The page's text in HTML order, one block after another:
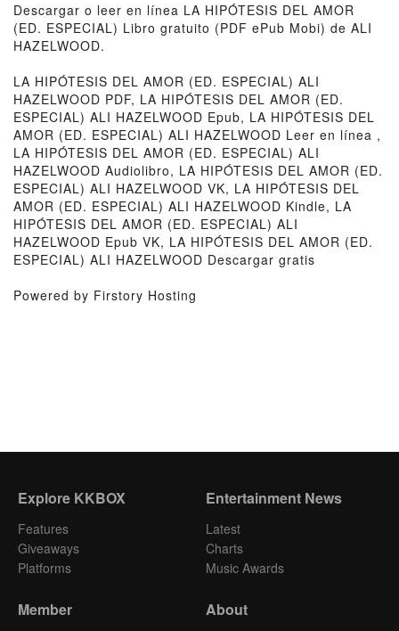
Descargar o leer en línea LA HIPÓTESIS DEL AMOR
(ED. ESPECIAL) Libro gratuito (PDF ePub Mobi) de ALI
HAZELWOOD.
LA HIPÓTESIS DEL AMOR (ED. ESPECIAL) ALI
HAZELWOOD PDF, LA HIPÓTESIS DEL AMOR (ED.
ESPECIAL) ALI HAZELWOOD Epub, LA HIPÓTESIS DEL
AMOR (ED. ESPECIAL) ALI HAZELWOOD Leer en línea ,
LA HIPÓTESIS DEL AMOR (ED. ESPECIAL) ALI
HAZELWOOD Audiolibro, LA HIPÓTESIS DEL AMOR (ED.
ESPECIAL) ALI HAZELWOOD VK, LA HIPÓTESIS DEL
AMOR (ED. ESPECIAL) ALI HAZELWOOD Kindle, LA
HIPÓTESIS DEL AMOR (ED. ESPECIAL) ALI
HAZELWOOD Epub VK, LA HIPÓTESIS DEL AMOR (ED.
ESPECIAL) ALI HAZELWOOD Descargar gratis
Powered by Firstory Hosting
Explore KKBOX
Features
Giveaways
Platforms
Entertainment News
Latest
Charts
Music Awards
Member About